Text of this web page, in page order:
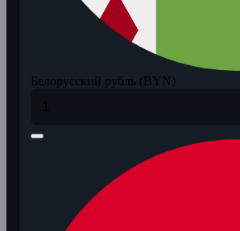
Белорусский рубль (BYN)